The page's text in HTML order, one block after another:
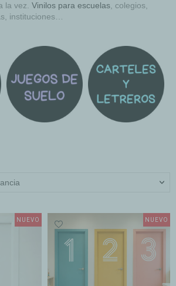
la vez. Vinilos para escuelas , colegios,
instituciones…
NUEVO NUEVO